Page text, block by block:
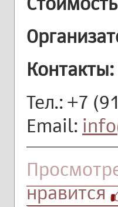
Контакты:
Тел.: +7
Email:
нравится